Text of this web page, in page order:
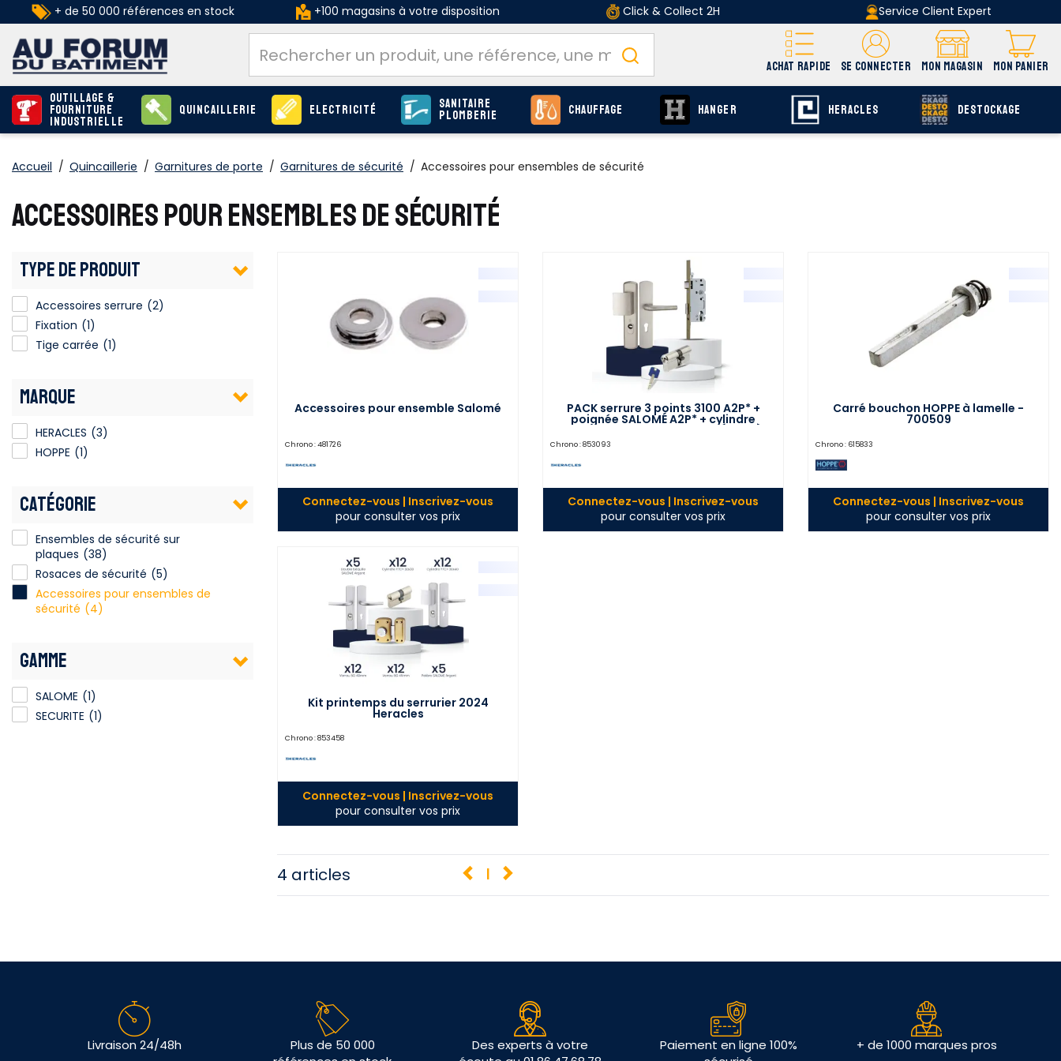
+ de 50 000 références en stock +100 magasins à votre disposition Click & Collect 2H Service Client Expert
ACHAT RAPIDE SE CONNECTER MON MAGASIN MON PANIER
Outillage &
Fourniture
industrielle
Quincaillerie Electricité Sanitaire
Plomberie Chauffage HANGER HERACLES DESTOCKAGE
Accueil / Quincaillerie / Garnitures de porte / Garnitures de sécurité / Accessoires pour ensembles de sécurité
ACCESSOIRES POUR ENSEMBLES DE SÉCURITÉ
TYPE DE PRODUIT
Accessoires serrure (2)
Fixation (1)
Tige carrée (1)
MARQUE
HERACLES (3)
HOPPE (1)
CATÉGORIE
Ensembles de sécurité sur
plaques (38)
Rosaces de sécurité (5)
Accessoires pour ensembles de
sécurité (4)
GAMME
SALOME (1)
SECURITE (1)
Accessoires pour ensemble Salomé
Chrono :481726
Connectez-vous | Inscrivez-vous
pour consulter vos prix
PACK serrure 3 points 3100 A2P* +
poignée SALOMÉ A2P* + cylindre
Chrono :853093
Connectez-vous | Inscrivez-vous
pour consulter vos prix
Carré bouchon HOPPE à lamelle -
700509
Chrono : 615833
Connectez-vous | Inscrivez-vous
pour consulter vos prix
Kit printemps du serrurier 2024
Heracles
Chrono :853458
Connectez-vous | Inscrivez-vous
pour consulter vos prix
4 articles 1
Livraison 24/48h
Plus de 50 000
Des experts à votre
Paiement en ligne 100%
+ de 1000 marques pros